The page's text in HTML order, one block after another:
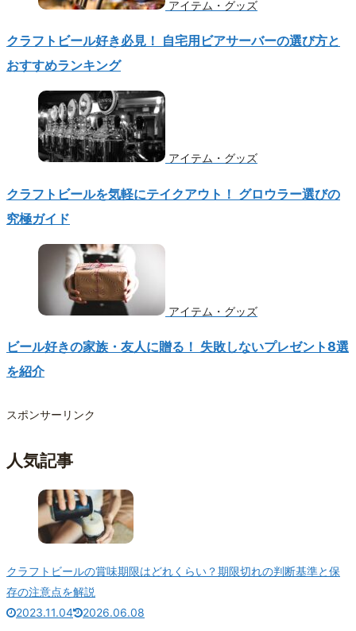
アイテム・グッズ
クラフトビール好き必見！ 自宅用ビアサーバーの選び方と
おすすめランキング
アイテム・グッズ
クラフトビールを気軽にテイクアウト！ グロウラー選びの
究極ガイド
アイテム・グッズ
ビール好きの家族・友人に贈る！ 失敗しないプレゼント8選
を紹介
スポンサーリンク
人気記事
クラフトビールの賞味期限はどれくらい？期限切れの判断基準と保
存の注意点を解説
2023.11.04
2026.06.08